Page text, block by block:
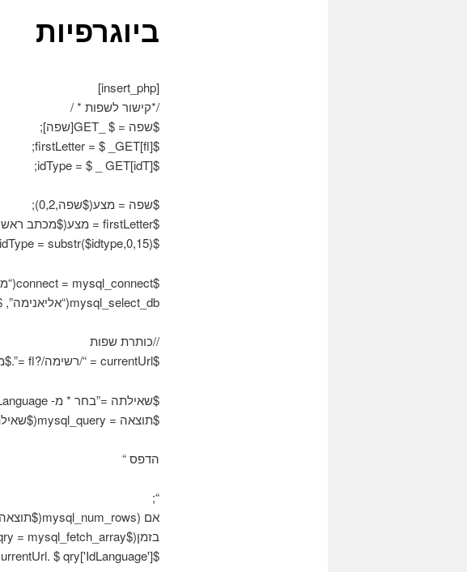
ביוגרפיות
[insert_php]
/*קישור לשפות * /
$שפה = $ _GET[שפה];
$firstLetter = $ _GET[fl];
$idType = $ _ GET[idT];
$שפה = מצע($שפה,0,2);
$firstLetter = מצע($מכתב ראשון,0,1);
$idType = substr($idtype,0,15);
$connect = mysql_connect(“מארח מקומי”, “אליאנימה”, “72*pI $ 52”);
mysql_select_db(“אליאנימה”, $להתחבר);
//כותרת שפות
$currentUrl = “/רשימה/?fl =”.$מכתב ראשון.”&idT =”.$idtype.”&שפה =”;
$שאילתה =”בחר * מ- tblLanguage כאשר הוא פעיל = 1;”;
$תוצאה = mysql_query($שאילתא);
הדפס “
“;
אם (mysql_num_rows($תוצאה)) {
בזמן($qry = mysql_fetch_array($תוצאה)){
$urlWithNewLanguage = $ currentUrl. $ qry['IdLanguage'];